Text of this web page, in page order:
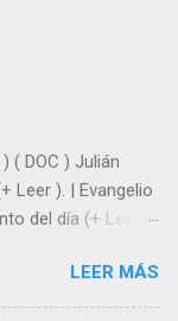
( DOC ) Julián
Leer ). | Evangelio
del día (+ Leer )
LEER MÁS